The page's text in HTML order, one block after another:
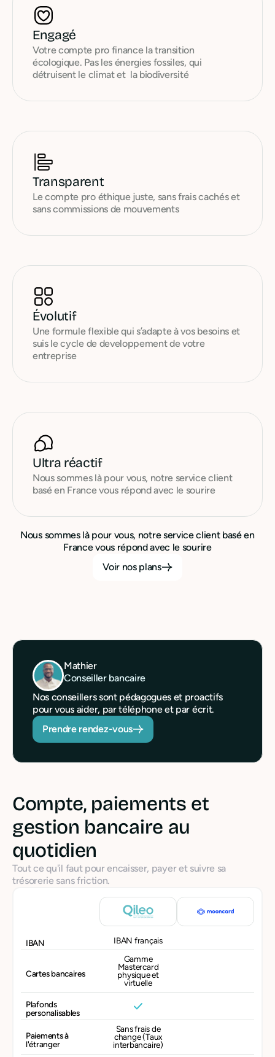
Engagé
Votre compte pro finance la transition
écologique. Pas les énergies fossiles, qui
détruisent le climat et la biodiversité
Transparent
Le compte pro éthique juste, sans frais cachés et
sans commissions de mouvements
Évolutif
Une formule flexible qui s’adapte à vos besoins et
suis le cycle de developpement de votre
entreprise
Ultra réactif
Nous sommes là pour vous, notre service client
basé en France vous répond avec le sourire
Nous sommes là pour vous, notre service client basé en
France vous répond avec le sourire
Voir nos plans
Mathier
Conseiller bancaire
Nos conseillers sont pédagogues et proactifs
pour vous aider, par téléphone et par écrit.
Prendre rendez-vous
Compte, paiements et
gestion bancaire au
quotidien
Tout ce qu'il faut pour encaisser, payer et suivre sa
trésorerie sans friction.
IBAN IBAN français
Cartes bancaires
Gamme
Mastercard
physique et
virtuelle
Plafonds
personalisables
Paiements à
l'étranger
Sans frais de
change (Taux
interbancaire)